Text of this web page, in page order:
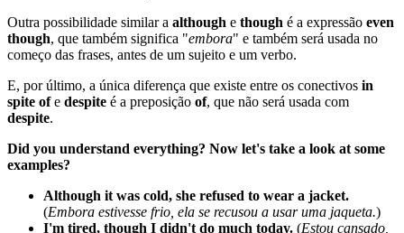
Outra possibilidade similar a although e though é a expressão even
though, que também significa "embora" e também será usada no
começo das frases, antes de um sujeito e um verbo.
E, por último, a única diferença que existe entre os conectivos in
spite ofe despite é a preposição of, que não será usada com
despite.
Did you understand everything? Now let's take a look at some
examples?
Although it was cold, she refused to wear a jacket.
(Embora estivesse frio, ela se recusou a usar uma jaqueta.)
I'm tired, though I didn't do much today. (Estou cansado,